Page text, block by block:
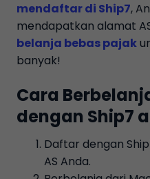
mendaftar di Ship7,
mendapatkan alamat
belanja bebas pajak
banyak!
Cara
dengan Ship7
Daftar dengan
AS Anda.